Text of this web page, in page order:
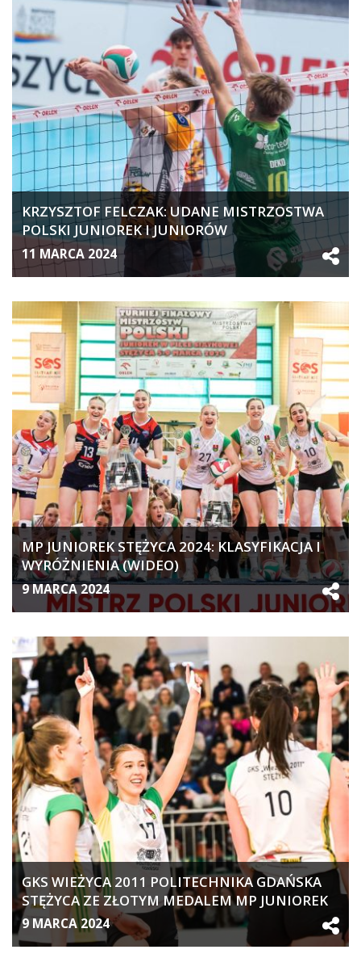
KRZYSZTOF FELCZAK: UDANE MISTRZOSTWA
POLSKI JUNIOREK I JUNIORÓW
11 MARCA 2024
MP JUNIOREK STĘŻYCA 2024: KLASYFIKACJA I
WYRÓŻNIENIA (WIDEO)
9 MARCA 2024
GKS WIEŻYCA 2011 POLITECHNIKA GDAŃSKA
STĘŻYCA ZE ZŁOTYM MEDALEM MP JUNIOREK
(WIDEO)
9 MARCA 2024